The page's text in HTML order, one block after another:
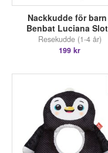
Nackkudde för
Benbat Luciana
Resekudde (1-4 år)
199 kr